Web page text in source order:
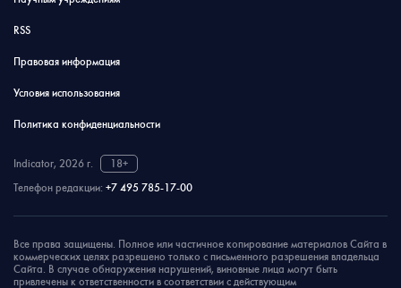
RSS
Правовая информация
Условия использования
Политика конфиденциальности
Indicator, 2026 г.
18+
Телефон редакции: +7 495 785-17-00
Все права защищены. Полное или частичное копирование материалов Сайта в
коммерческих целях разрешено только с письменного разрешения владельца
Сайта. В случае обнаружения нарушений, виновные лица могут быть
привлечены к ответственности в соответствии с действующим